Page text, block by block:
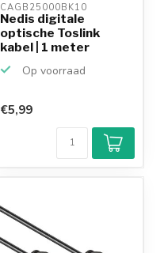
CAGB25000BK10
Nedis digitale
optische Toslink
kabel | 1 meter
Op voorraad
€5,99